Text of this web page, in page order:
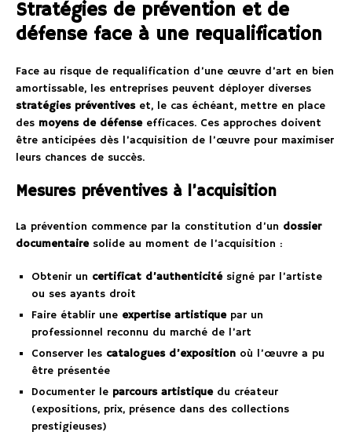
Stratégies de prévention et de
défense face à une requalification
Face au risque de requalification d’une œuvre d’art en bien
amortissable, les entreprises peuvent déployer diverses
stratégies préventiveset, le cas échéant, mettre en place
des moyens de défenseefficaces. Ces approches doivent
être anticipées dès l’acquisition de l’œuvre pour maximiser
leurs chances de succès.
Mesures préventives à l’acquisition
La prévention commence par la constitution d’un dossier
documentairesolide au moment de l’acquisition :
Obtenir un certificat d’authenticitésigné par l’artiste
ou ses ayants droit
Faire établir une expertise artistiquepar un
professionnel reconnu du marché de l’art
Conserver les catalogues d’exposition où l’œuvre a pu
être présentée
Documenter le parcours artistiquedu créateur
(expositions, prix, présence dans des collections
prestigieuses)